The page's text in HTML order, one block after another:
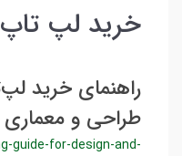
خرید لپ تاپ
راهنمای خرید
طراحی و معماری
guide-for-design-and-